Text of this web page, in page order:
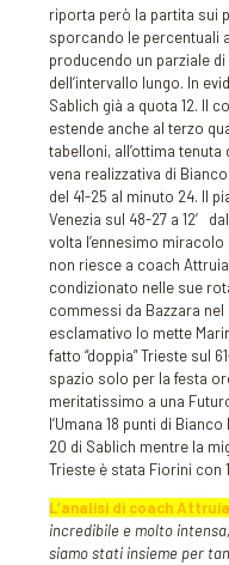
riporta però la partita sui
sporcando le percentuali
producendo un parziale
dell’intervallo lungo. In
Sablich già a quota 12. Il
estende anche al terzo
tabelloni, all’ottima
vena realizzativa di
del 41-25 al minuto 24. Il
Venezia sul 48-27 a 12′
volta l’ennesimo
non riesce a coach
condizionato nelle sue
commessi da Bazzara
esclamativo lo mette
fatto “doppia” Trieste sul
spazio solo per la festa
meritatissimo a una
l’Umana 18 punti di
20 di Sablich mentre la
Trieste è stata Fiorini con
L’analisi di coach
incredibile e molto
siamo stati insieme per